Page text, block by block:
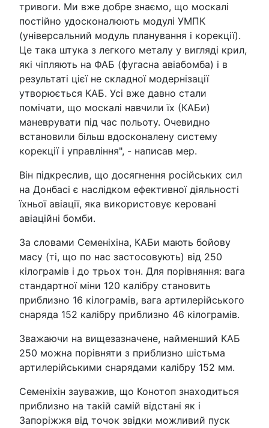
тривоги. Ми вже добре знаємо, що москалі
постійно удосконалюють модулі УМПК
(універсальний модуль планування і корекції).
Це така штука з легкого металу у вигляді крил,
які чіпляють на ФАБ (фугасна авіабомба) і в
результаті цієї не складної модернізації
утворюється КАБ. Усі вже давно стали
помічати, що москалі навчили їх (КАБи)
маневрувати під час польоту. Очевидно
встановили більш вдосконалену систему
корекції і управління", - написав мер.
Він підкреслив, що досягнення російських сил
на Донбасі є наслідком ефективної діяльності
їхньої авіації, яка використовує керовані
авіаційні бомби.
За словами Семеніхіна, КАБи мають бойову
масу (ті, що по нас застосовують) від 250
кілограмів і до трьох тон. Для порівняння: вага
стандартної міни 120 калібру становить
приблизно 16 кілограмів, вага артилерійського
снаряда 152 калібру приблизно 46 кілограмів.
Зважаючи на вищезазначене, найменший КАБ
250 можна порівняти з приблизно шістьма
артилерійськими снарядами калібру 152 мм.
Семеніхін зауважив, що Конотоп знаходиться
приблизно на такій самій відстані як і
Запоріжжя від точок звідки можливий пуск